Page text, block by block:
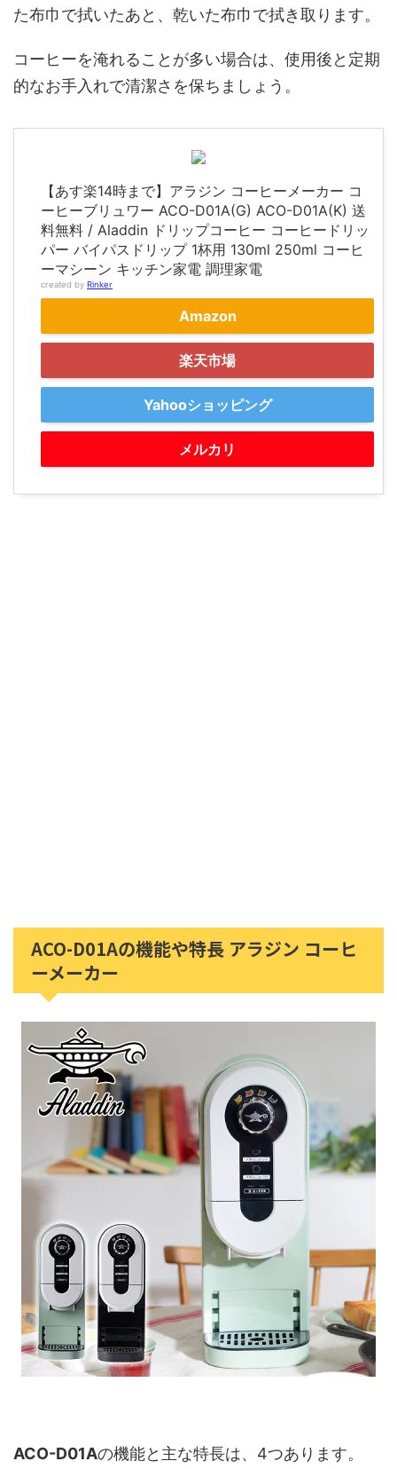
た布巾で拭いたあと、乾いた布巾で拭き取ります。
コーヒーを淹れることが多い場合は、使用後と定期
的なお手入れで清潔さを保ちましょう。
【あす楽14時まで】アラジン コーヒーメーカー コ
ーヒーブリュワー ACO-D01A(G) ACO-D01A(K) 送
料無料 / Aladdin ドリップコーヒー コーヒードリッ
パー バイパスドリップ 1杯用 130ml 250ml コーヒ
ーマシーン キッチン家電 調理家電
created by Rinker
Amazon
楽天市場
Yahooショッピング
メルカリ
ACO-D01Aの機能や特長 アラジン コーヒ
ーメーカー
ACO-D01Aの機能と主な特長は、4つあります。